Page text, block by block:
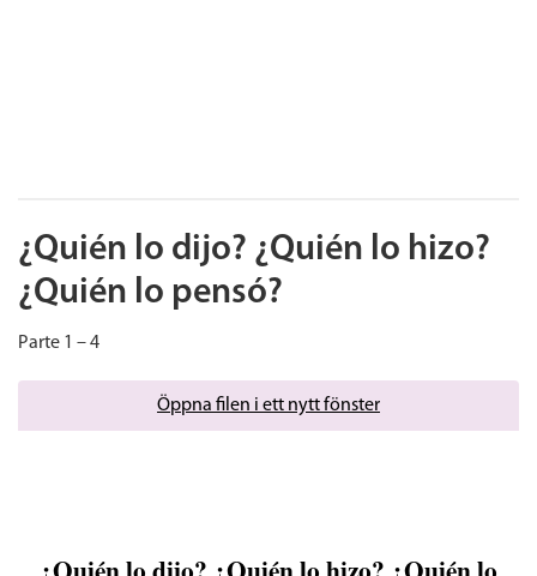
¿Quién lo dijo? ¿Quién lo hizo?
¿Quién lo pensó?
Parte 1 – 4
Öppna filen i ett nytt fönster